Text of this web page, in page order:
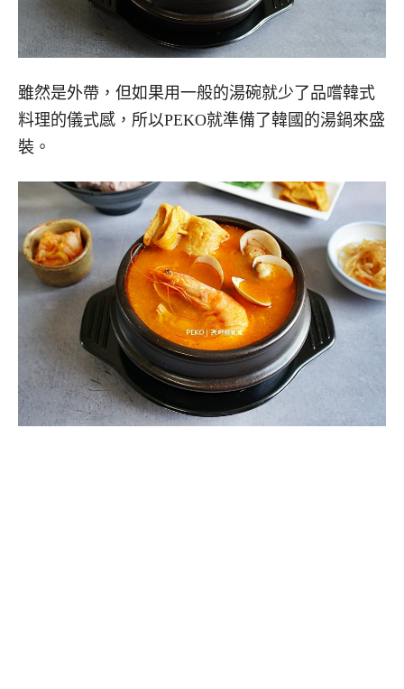
雖然是外帶，但如果用一般的湯碗就少了品嚐韓式
料理的儀式感，所以PEKO就準備了韓國的湯鍋來盛
裝。